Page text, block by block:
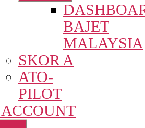
menu
BAJET
MALAYSIA
SKOR A
ATO-
PILOT